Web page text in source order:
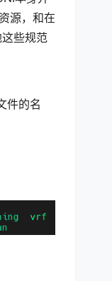
源，和在
些规范
件的名